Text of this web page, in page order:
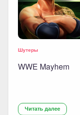
Шутеры
WWE Mayhem
Читать далее